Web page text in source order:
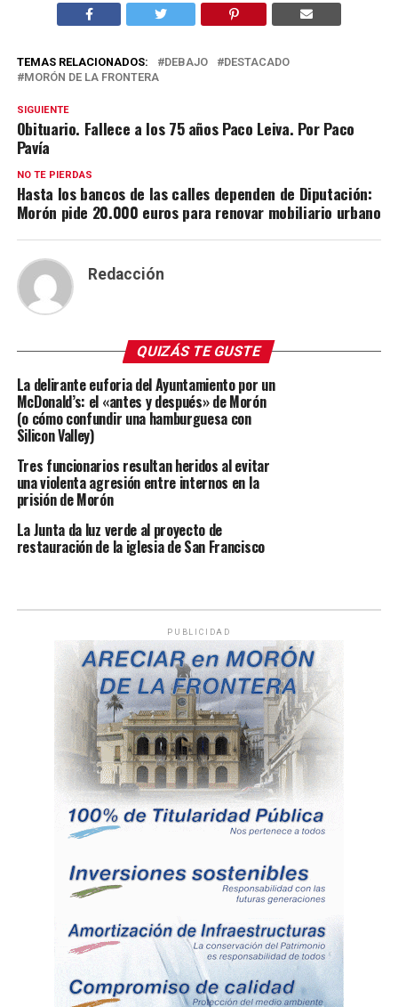
TEMAS RELACIONADOS: DEBAJO
DESTACADO
MORÓN DE LA FRONTERA
SIGUIENTE
Obituario. Fallece a los 75 años Paco Leiva. Por Paco
Pavía
NO TE PIERDAS
Hasta los bancos de las calles dependen de Diputación:
Morón pide 20.000 euros para renovar mobiliario urbano
Redacción
QUIZÁS TE GUSTE
La delirante euforia del Ayuntamiento por un
McDonald’s: el «antes y después» de Morón
(o cómo confundir una hamburguesa con
Silicon Valley)
Tres funcionarios resultan heridos al evitar
una violenta agresión entre internos en la
prisión de Morón
La Junta da luz verde al proyecto de
restauración de la iglesia de San Francisco
PUBLICIDAD